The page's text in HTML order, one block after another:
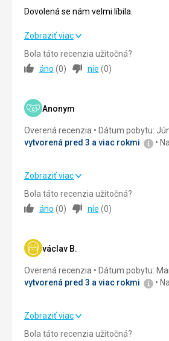
Cena
Dovolená se nám velmi líbila.
Dovolená se nám velmi líbila.
Strava
Okolie
Služby
Strava
Polopenze výborná, snídaně formou
dostatečné míře a rozmanitosti,
Ubytovanie
Výborné ubytování, velmi příjemný
pokoje odpovídá ceně.
Služby
ubytování, vybavením pokojů, tak i s
Zobraziť viac
Bola táto recenzia užitočná?
áno (0) nie (0)
Anonym
Overená recenzia Dátum pobytu:
vytvorená pred 3 a viac rokmi
Strava
Ubytovanie
Služby
Cena
Zobraziť viac
Bola táto recenzia užitočná?
áno (0) nie (0)
václav B.
Overená recenzia Dátum pobytu:
vytvorená pred 3 a viac rokmi
Strava
Zobraziť viac
Bola táto recenzia užitočná?